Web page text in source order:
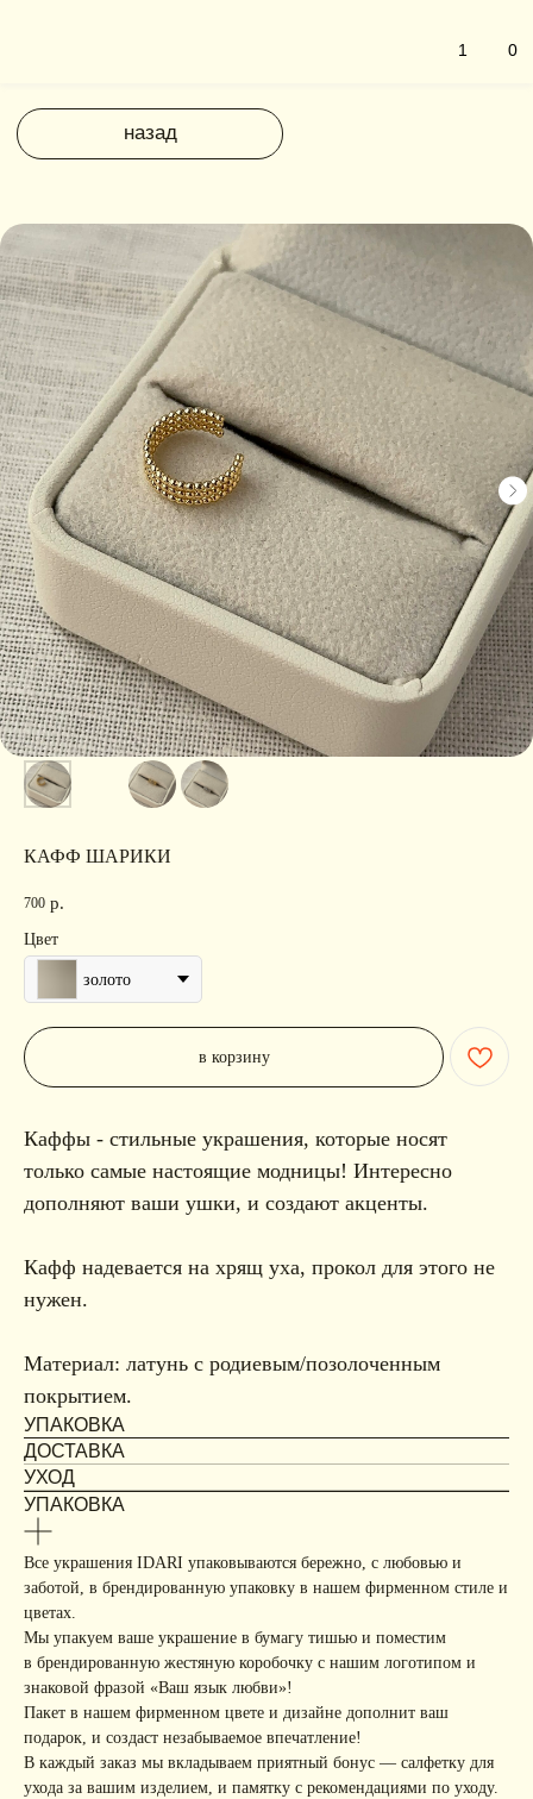
КАФФ ШАРИКИ
700 р.
Цвет
золото
в корзину
Каффы - стильные украшения, которые носят
только самые настоящие модницы! Интересно
дополняют ваши ушки, и создают акценты.
Кафф надевается на хрящ уха, прокол для этого не
нужен.
Материал: латунь с родиевым/позолоченным
покрытием.
УПАКОВКА
ДОСТАВКА
УХОД
УПАКОВКА
Все украшения IDARI упаковываются бережно, с любовью и
заботой, в брендированную упаковку в нашем фирменном стиле и
цветах.
Мы упакуем ваше украшение в бумагу тишью и поместим
в брендированную жестяную коробочку с нашим логотипом и
знаковой фразой «Ваш язык любви»!
Пакет в нашем фирменном цвете и дизайне дополнит ваш
подарок, и создаст незабываемое впечатление!
В каждый заказ мы вкладываем приятный бонус — салфетку для
ухода за вашим изделием, и памятку с рекомендациями по уходу.